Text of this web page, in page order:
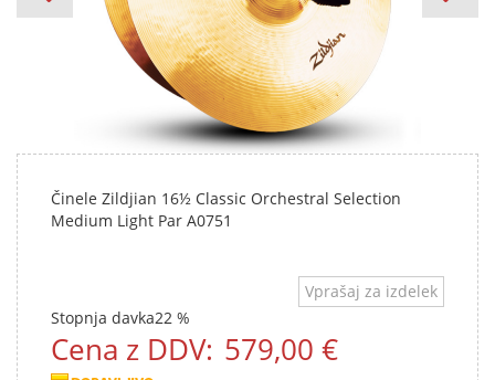
Činele Zildjian 16½ Classic Orchestral Selection
Medium Light Par A0751
Vprašaj za izdelek
Stopnja davka22 %
Cena z DDV: 579,00 €